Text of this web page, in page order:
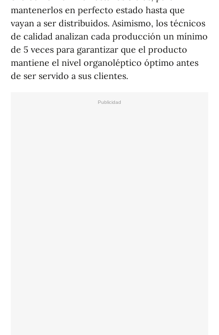
mantenerlos en perfecto estado hasta que
vayan a ser distribuidos. Asimismo, los técnicos
de calidad analizan cada producción un mínimo
de 5 veces para garantizar que el producto
mantiene el nivel organoléptico óptimo antes
de ser servido a sus clientes.